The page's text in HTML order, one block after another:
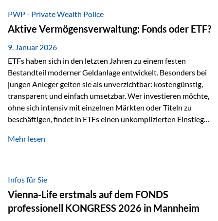
Inflationsrobustheit und Stabilisierung – eingebettet in eine
liechtensteinische Versicherungsstruktur. Die
Sicherheitsarchitektur: Liechtenstein als Strukturprinzip Die
Private Wealth Police positioniert sich mit einer dreistufigen
Sicherheitsarchitektur, die auf mehreren Ebenen ansetzt:
Stufe 1: Versicherer-Ebene • Versicherung mit…
PWP - Private Wealth Police
Aktive Vermögensverwaltung: Fonds oder ETF?
9. Januar 2026
ETFs haben sich in den letzten Jahren zu einem festen
Bestandteil moderner Geldanlage entwickelt. Besonders bei
jungen Anleger gelten sie als unverzichtbar: kostengünstig,
transparent und einfach umsetzbar. Wer investieren möchte,
ohne sich intensiv mit einzelnen Märkten oder Titeln zu
beschäftigen, findet in ETFs einen unkomplizierten Einstieg
werden häufig kritisch betrachtet. Sie gelten als teurer,
Beide Ansätze haben ihre Berechtigung und ihre Stärken
entfalten sie oft gerade in Kombination. ETFs: Effizient, breit
gestreut und klar strukturiert…
Mehr lesen
Infos für Sie
Vienna-Life erstmals auf dem FONDS
professionell KONGRESS 2026 in Mannheim